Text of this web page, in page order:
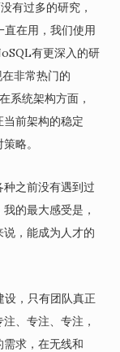
有过多的研究，
在用，我们使用
有更深入的研
在非常热门的
系统架构方面，
前架构的稳定
略。
之前没有遇到过
的最大感受是，
，能成为人才的
设，只有团队真正
、专注、专注，
求，在无线和